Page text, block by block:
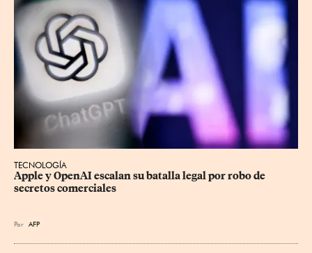
TECNOLOGÍA
Apple y OpenAI escalan su batalla legal por robo de
secretos comerciales
Por AFP